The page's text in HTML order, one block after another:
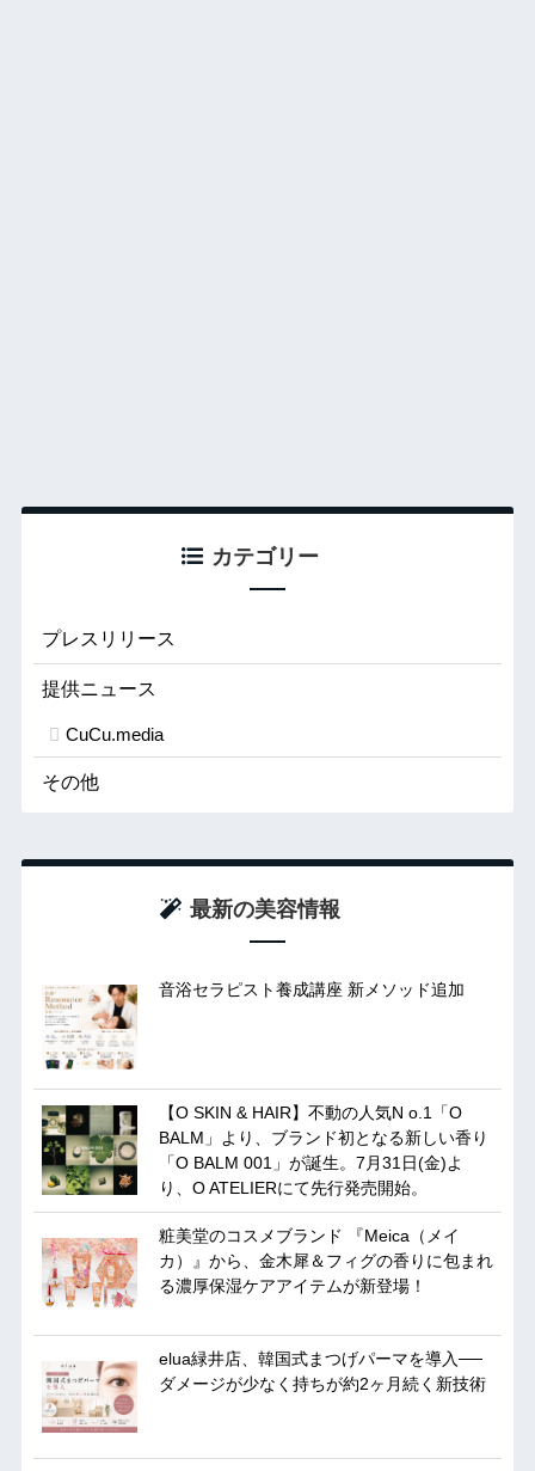
カテゴリー
プレスリリース
提供ニュース
CuCu.media
その他
最新の美容情報
音浴セラピスト養成講座 新メソッド追加
【O SKIN & HAIR】不動の人気N o.1「O
BALM」より、ブランド初となる新しい香り
「O BALM 001」が誕生。7月31日(金)よ
り、O ATELIERにて先行発売開始。
粧美堂のコスメブランド 『Meica（メイ
カ）』から、金木犀＆フィグの香りに包まれ
る濃厚保湿ケアアイテムが新登場！
elua緑井店、韓国式まつげパーマを導入──
ダメージが少なく持ちが約2ヶ月続く新技術